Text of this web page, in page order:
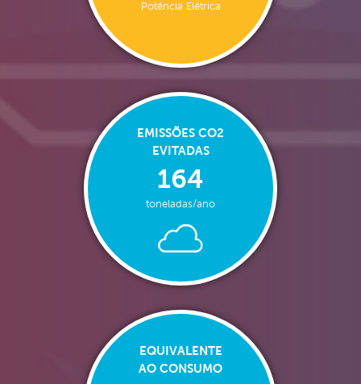
Potência Elétrica
EMISSÕES CO2
EVITADAS
164
toneladas/ano
EQUIVALENTE
AO CONSUMO